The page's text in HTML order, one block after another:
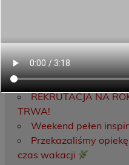
Brygadą Obrony
Zakończyliśmy
w słonecznej Sewilli!
REKRUTACJA NA
TRWA!
Weekend pełen
Przekazaliśmy
czas wakacji